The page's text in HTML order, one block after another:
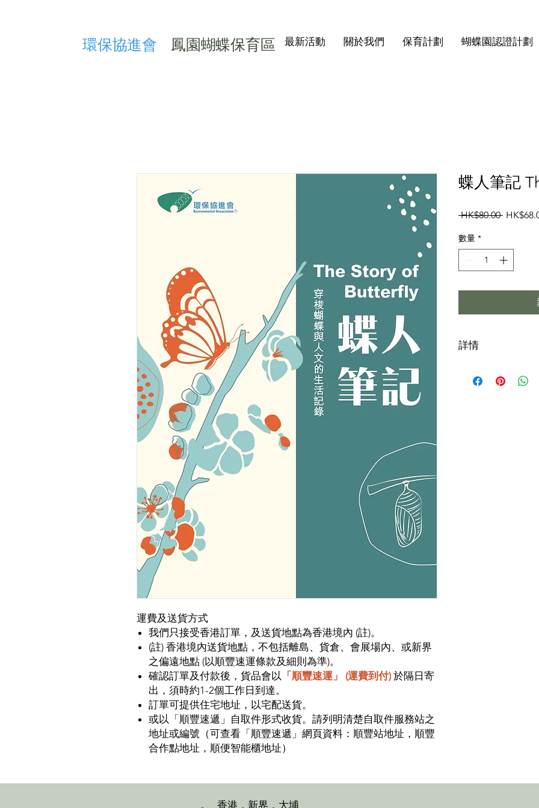
​環保協進會 鳳園蝴蝶保育區 最新活動 關於我們 保育計劃 蝴蝶園認證計劃
運費及送貨方式
我們只接受香港訂單，及送貨地點為香港境內 (註)。
(註) 香港境內送貨地點，不包括離島、貨倉、會展場內、或新界
之偏遠地點 (以順豐速運條款及細則為準)。
確認訂單及付款後，貨品會以 「順豐速運」 (運費到付) 於隔日寄
出，須時約1-2個工作日到達。
訂單可提供住宅地址，以宅配送貨。
或以「順豐速遞」自取件形式收貨。請列明清楚自取件服務站之
地址或編號（可查看「順豐速遞」網頁資料：順豐站地址，順豐
合作點地址，順便智能櫃地址）
蝶人筆記
HK$80.00 一
格
數量 *
詳情
10多篇蝴蝶愛好者
香港，新界，大埔